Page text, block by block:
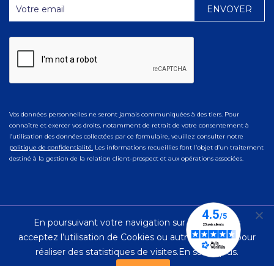
Vos données personnelles ne seront jamais communiquées à des tiers. Pour
connaître et exercer vos droits, notamment de retrait de votre consentement à
l’utilisation des données collectées par ce formulaire, veuillez consulter notre
politique de confidentialité. Les informations recueillies font l’objet d’un traitement
destiné à la gestion de la relation client-prospect et aux opérations associées.
© 2023 Ad Naturam | Mentions Légales|Politique de
Confidentialité
En poursuivant votre navigation sur ce site, vous
acceptez l’utilisation de Cookies ou autres traceurs pour
réaliser des statistiques de visites.En savoir plus.